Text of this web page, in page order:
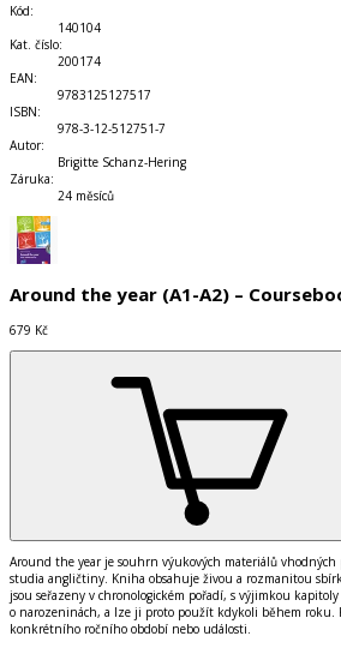
Kód:
140104
Kat. číslo:
200174
EAN:
9783125127517
ISBN:
978-3-12-512751-7
Autor:
Brigitte Schanz-Hering
Záruka:
24 měsíců
Around the year (A1-A2) –
679 Kč
Around the year je souhrn výukových materiálů vhodných
studia angličtiny. Kniha obsahuje živou a rozmanitou sbí
jsou seřazeny v chronologickém pořadí, s výjimkou
o narozeninách, a lze ji proto použít kdykoli během roku.
konkrétního ročního období nebo události.